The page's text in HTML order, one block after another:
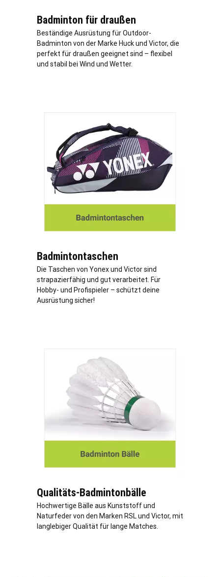
Badminton für draußen
Beständige Ausrüstung für Outdoor-
Badminton von der Marke Huck und Victor, die
perfekt für draußen geeignet sind – flexibel
und stabil bei Wind und Wetter.
Badmintontaschen
Die Taschen von Yonex und Victor sind
strapazierfähig und gut verarbeitet. Für
Hobby- und Profispieler – schützt deine
Ausrüstung sicher!
Qualitäts-Badmintonbälle
Hochwertige Bälle aus Kunststoff und
Naturfeder von den Marken RSL und Victor, mit
langlebiger Qualität für lange Matches.